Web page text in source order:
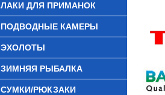
ЛАКИ ДЛЯ ПРИМАНОК
ПОДВОДНЫЕ КАМЕРЫ
ЭХОЛОТЫ
ЗИМНЯЯ РЫБАЛКА
СУМКИ/РЮКЗАКИ